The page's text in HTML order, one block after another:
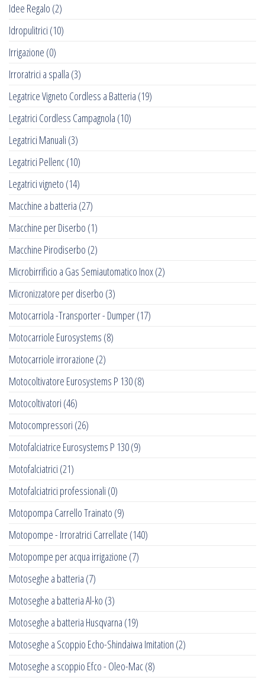
Idee Regalo (2)
Idropulitrici (10)
Irrigazione (0)
Irroratrici a spalla (3)
Legatrice Vigneto Cordless a Batteria (19)
Legatrici Cordless Campagnola (10)
Legatrici Manuali (3)
Legatrici Pellenc(10)
Legatrici vigneto (14)
Macchine a batteria (27)
Macchine per Diserbo (1)
Macchine Pirodiserbo (2)
Microbirrificio a Gas Semiautomatico Inox(2)
Micronizzatore per diserbo (3)
Motocarriola -Transporter - Dumper(17)
Motocarriole Eurosystems (8)
Motocarriole irrorazione (2)
Motocoltivatore Eurosystems P 130(8)
Motocoltivatori (46)
Motocompressori (26)
Motofalciatrice Eurosystems P 130(9)
Motofalciatrici (21)
Motofalciatrici professionali (0)
Motopompa Carrello Trainato (9)
Motopompe - Irroratrici Carrellate (140)
Motopompe per acqua irrigazione (7)
Motoseghe a batteria (7)
Motoseghe a batteria Al-ko (3)
Motoseghe a batteria Husqvarna (19)
Motoseghe a Scoppio Echo-Shindaiwa Imitation (2)
Motoseghe a scoppio Efco - Oleo-Mac(8)